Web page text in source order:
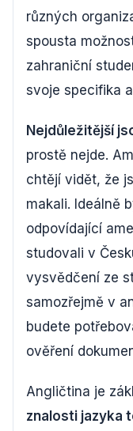
různých
spousta
zahraniční
svoje specifika
Nejdůležitější
prostě nejde.
chtějí vidět, že
makali. Ideálně
odpovídající
studovali v
vysvědčení ze
samozřejmě v
budete
ověření
Angličtina je
znalosti jazyka